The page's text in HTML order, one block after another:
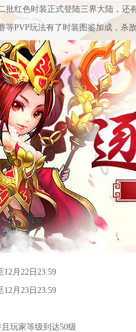
红色时装正式登陆三界大陆，还
等PVP玩法有了时装图鉴加成，杀
12月22日23:59
12月23日23:59
玩家等级到达50级